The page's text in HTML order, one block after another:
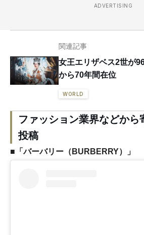
ADVERTISING
関連記事
女王エリザベス2世が
から70年間在位
WORLD
ファッション業界などから
投稿
■ 「バーバリー（BURBERRY）」